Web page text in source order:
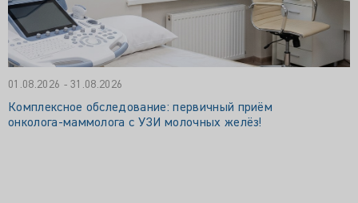
01.08.2026 - 31.08.2026
Комплексное обследование: первичный приём
онколога‑маммолога с УЗИ молочных желёз!